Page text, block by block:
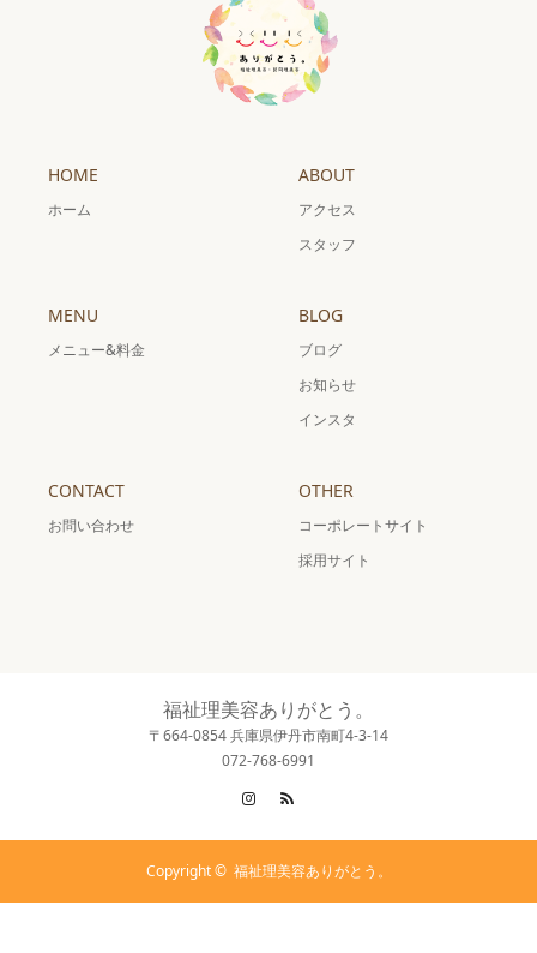
HOME
ホーム
ABOUT
アクセス
スタッフ
MENU
メニュー&料金
BLOG
ブログ
お知らせ
インスタ
CONTACT
お問い合わせ
OTHER
コーポレートサイト
採用サイト
福祉理美容ありがとう。
〒664-0854 兵庫県伊丹市南町4-3-14
072-768-6991
Instagram
Copyright © 福祉理美容ありがとう。